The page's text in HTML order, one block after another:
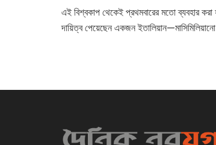
এই বিশ্বকাপ থেকেই প্রথমবারের মতো ব্যবহার
দায়িত্ব পেয়েছেন একজন